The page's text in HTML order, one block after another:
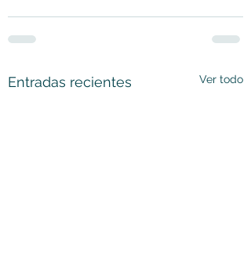
Entradas recientes Ver todo